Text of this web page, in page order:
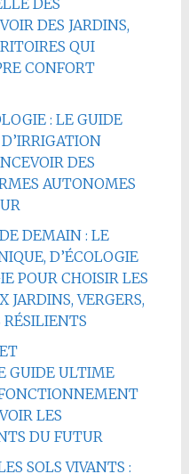
DES JARDINS,
QUI
CONFORT
: LE GUIDE
DES
AUTONOMES
DEMAIN : LE
D’ÉCOLOGIE
POUR CHOISIR LES
JARDINS, VERGERS,
RÉSILIENTS
GUIDE ULTIME
LES
DU FUTUR
SOLS VIVANTS :